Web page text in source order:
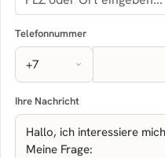
Telefonnummer
Ihre Nachricht